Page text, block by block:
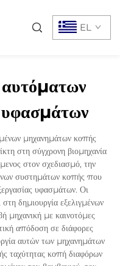
EL
μηχανημάτων κοπής
στη σύγχρονη βιομηχανία
στον σχεδιασμό, την
συστημάτων κοπής που
υφασμάτων. Οι
δημιουργία εξελιγμένων
μηχανική με καινοτόμες
απόδοση σε διάφορες
αυτών των μηχανημάτων
ταχύτητας κοπή διαφόρων